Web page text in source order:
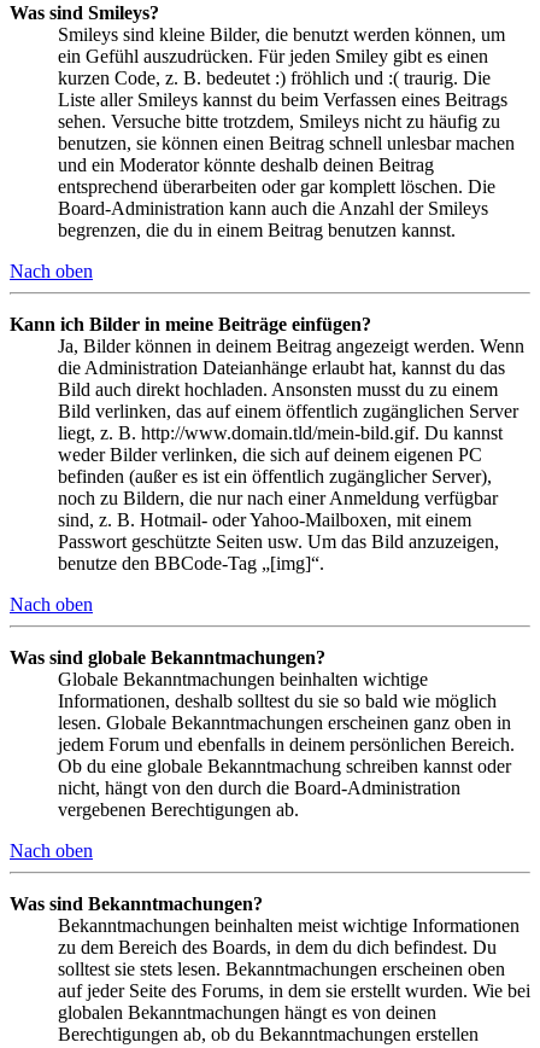
Was sind Smileys?
Smileys sind kleine Bilder, die benutzt werden können, um
ein Gefühl auszudrücken. Für jeden Smiley gibt es einen
kurzen Code, z. B. bedeutet :) fröhlich und :( traurig. Die
Liste aller Smileys kannst du beim Verfassen eines Beitrags
sehen. Versuche bitte trotzdem, Smileys nicht zu häufig zu
benutzen, sie können einen Beitrag schnell unlesbar machen
und ein Moderator könnte deshalb deinen Beitrag
entsprechend überarbeiten oder gar komplett löschen. Die
Board-Administration kann auch die Anzahl der Smileys
begrenzen, die du in einem Beitrag benutzen kannst.
Nach oben
Kann ich Bilder in meine Beiträge einfügen?
Ja, Bilder können in deinem Beitrag angezeigt werden. Wenn
die Administration Dateianhänge erlaubt hat, kannst du das
Bild auch direkt hochladen. Ansonsten musst du zu einem
Bild verlinken, das auf einem öffentlich zugänglichen Server
liegt, z. B. http://www.domain.tld/mein-bild.gif. Du kannst
weder Bilder verlinken, die sich auf deinem eigenen PC
befinden (außer es ist ein öffentlich zugänglicher Server),
noch zu Bildern, die nur nach einer Anmeldung verfügbar
sind, z. B. Hotmail- oder Yahoo-Mailboxen, mit einem
Passwort geschützte Seiten usw. Um das Bild anzuzeigen,
benutze den BBCode-Tag „[img]“.
Nach oben
Was sind globale Bekanntmachungen?
Globale Bekanntmachungen beinhalten wichtige
Informationen, deshalb solltest du sie so bald wie möglich
lesen. Globale Bekanntmachungen erscheinen ganz oben in
jedem Forum und ebenfalls in deinem persönlichen Bereich.
Ob du eine globale Bekanntmachung schreiben kannst oder
nicht, hängt von den durch die Board-Administration
vergebenen Berechtigungen ab.
Nach oben
Was sind Bekanntmachungen?
Bekanntmachungen beinhalten meist wichtige Informationen
zu dem Bereich des Boards, in dem du dich befindest. Du
solltest sie stets lesen. Bekanntmachungen erscheinen oben
auf jeder Seite des Forums, in dem sie erstellt wurden. Wie bei
globalen Bekanntmachungen hängt es von deinen
Berechtigungen ab, ob du Bekanntmachungen erstellen